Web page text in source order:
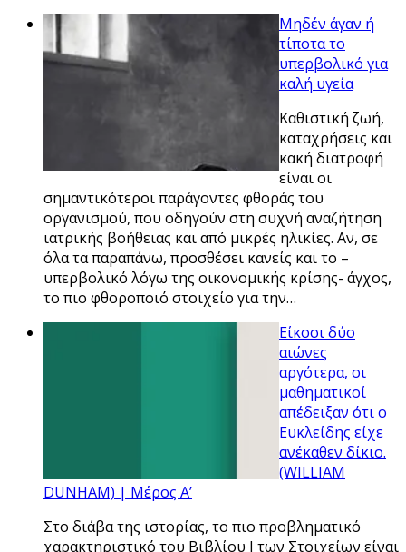
Μηδέν άγαν ή
τίποτα το
υπερβολικό για
καλή υγεία
Καθιστική ζωή,
καταχρήσεις και
κακή διατροφή
είναι οι
σηµαντικότεροι παράγοντες φθοράς του
οργανισµού, που οδηγούν στη συχνή αναζήτηση
ιατρικής βοήθειας και από µικρές ηλικίες. Αν, σε
όλα τα παραπάνω, προσθέσει κανείς και το –
υπερβολικό λόγω της οικονοµικής κρίσης- άγχος,
το πιο φθοροποιό στοιχείο για την…
Είκοσι δύο
αιώνες
αργότερα, οι
μαθηματικοί
απέδειξαν ότι ο
Ευκλείδης είχε
ανέκαθεν δίκιο.
(WILLIAM
DUNHAM) | Μέρος Α’
Στο διάβα της ιστορίας, το πιο προβληματικό
χαρακτηριστικό του Βιβλίου Ι των Στοιχείων είναι